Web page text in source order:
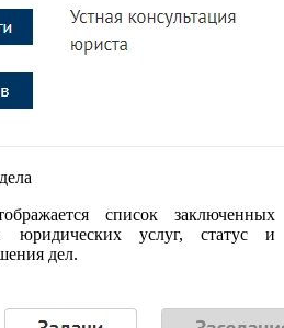
список заключенных
юридических услуг, статус и
дел.